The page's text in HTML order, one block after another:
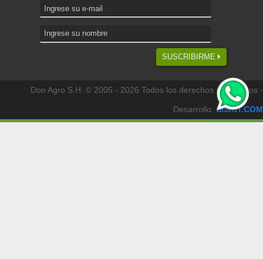
SUSCRIBIRME
Don Agro S.H. © 2005 - 2026 Todos los derechos reservados -
Desarrollo: SISKIT.COM